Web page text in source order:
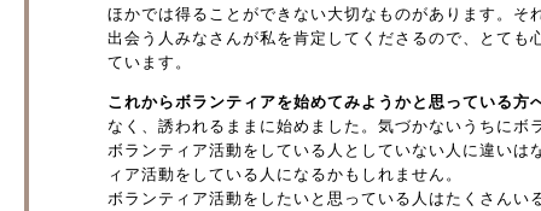
ほかでは得ることができない大切なものがあります。
出会う人みなさんが私を肯定してくださるので、とて
ています。
これからボランティアを始めてみようかと思っている方
なく、誘われるままに始めました。気づかないうちに
ボランティア活動をしている人としていない人に違い
ィア活動をしている人になるかもしれません。
ボランティア活動をしたいと思っている人はたくさん